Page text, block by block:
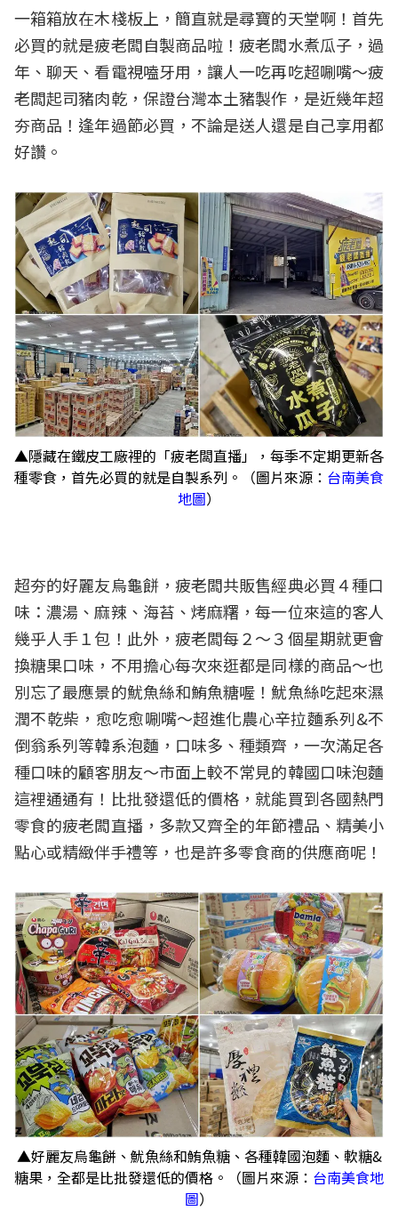
一箱箱放在木棧板上，簡直就是尋寶的天堂啊！首先
必買的就是疲老闆自製商品啦！疲老闆水煮瓜子，過
年、聊天、看電視嗑牙用，讓人一吃再吃超唰嘴～疲
老闆起司豬肉乾，保證台灣本土豬製作，是近幾年超
夯商品！逢年過節必買，不論是送人還是自己享用都
好讚。
▲隱藏在鐵皮工廠裡的「疲老闆直播」，每季不定期更新各
種零食，首先必買的就是自製系列。（圖片來源： 台南美食
地圖）
超夯的好麗友烏龜餅，疲老闆共販售經典必買４種口
味：濃湯、麻辣、海苔、烤麻糬，每一位來這的客人
幾乎人手１包！此外，疲老闆每２～３個星期就更會
換糖果口味，不用擔心每次來逛都是同樣的商品～也
別忘了最應景的魷魚絲和鮪魚糖喔！魷魚絲吃起來濕
潤不乾柴，愈吃愈唰嘴～超進化農心辛拉麵系列&不
倒翁系列等韓系泡麵，口味多、種類齊，一次滿足各
種口味的顧客朋友～市面上較不常見的韓國口味泡麵
這裡通通有！比批發還低的價格，就能買到各國熱門
零食的疲老闆直播，多款又齊全的年節禮品、精美小
點心或精緻伴手禮等，也是許多零食商的供應商呢！
▲好麗友烏龜餅、魷魚絲和鮪魚糖、各種韓國泡麵、軟糖&
糖果，全都是比批發還低的價格。（圖片來源： 台南美食地
圖）